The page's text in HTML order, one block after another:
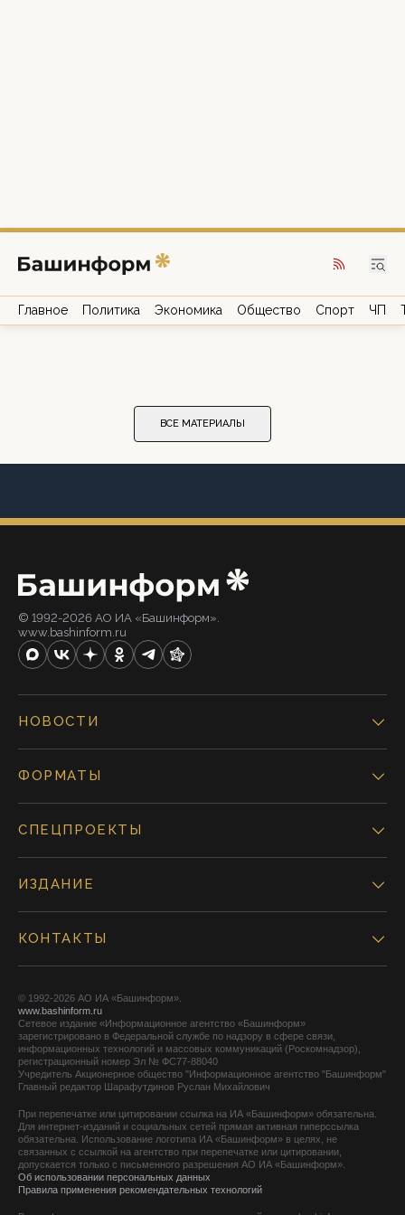
Главное Политика Экономика Общество Спорт ЧП
ВСЕ МАТЕРИАЛЫ
© 1992-2026 АО ИА «Башинформ».
www.bashinform.ru
НОВОСТИ
ФОРМАТЫ
СПЕЦПРОЕКТЫ
ИЗДАНИЕ
КОНТАКТЫ
© 1992-2026 АО ИА «Башинформ».
www.bashinform.ru
Сетевое издание «Информационное агентство «Башинформ»
зарегистрировано в Федеральной службе по надзору в сфере связи,
информационных технологий и массовых коммуникаций (Роскомнадзор),
регистрационный номер Эл № ФС77-88040
Учредитель Акционерное общество "Информационное агентство "Башинформ"
Главный редактор Шарафутдинов Руслан Михайлович
При перепечатке или цитировании ссылка на ИА «Башинформ» обязательна.
Для интернет-изданий и социальных сетей прямая активная гиперссылка
обязательна. Использование логотипа ИА «Башинформ» в целях, не
связанных с ссылкой на агентство при перепечатке или цитировании,
допускается только с письменного разрешения АО ИА «Башинформ».
Об использовании персональных данных
Правила применения рекомендательных технологий